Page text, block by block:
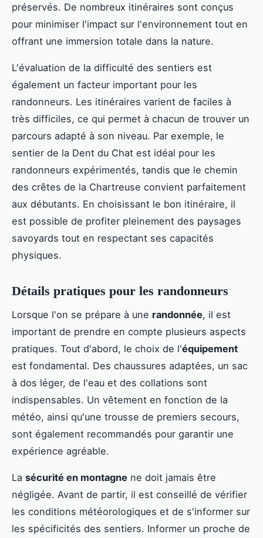
préservés. De nombreux itinéraires sont conçus
pour minimiser l'impact sur l'environnement tout en
offrant une immersion totale dans la nature.
L'évaluation de la difficulté des sentiers est
également un facteur important pour les
randonneurs. Les itinéraires varient de faciles à
très difficiles, ce qui permet à chacun de trouver un
parcours adapté à son niveau. Par exemple, le
sentier de la Dent du Chat est idéal pour les
randonneurs expérimentés, tandis que le chemin
des crêtes de la Chartreuse convient parfaitement
aux débutants. En choisissant le bon itinéraire, il
est possible de profiter pleinement des paysages
savoyards tout en respectant ses capacités
physiques.
Détails pratiques pour les randonneurs
Lorsque l'on se prépare à une randonnée, il est
important de prendre en compte plusieurs aspects
pratiques. Tout d'abord, le choix de l'équipement
est fondamental. Des chaussures adaptées, un sac
à dos léger, de l'eau et des collations sont
indispensables. Un vêtement en fonction de la
météo, ainsi qu'une trousse de premiers secours,
sont également recommandés pour garantir une
expérience agréable.
La sécurité en montagne ne doit jamais être
négligée. Avant de partir, il est conseillé de vérifier
les conditions météorologiques et de s'informer sur
les spécificités des sentiers. Informer un proche de